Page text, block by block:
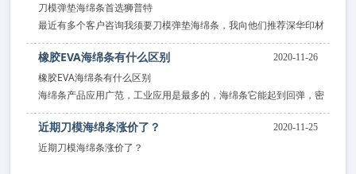
刀模弹垫海绵条首选狮普特
最近有多个客户咨询我须要刀模弹垫海绵条，我向他们推荐深华印材
出产的“狮普特”品牌刀模弹垫海绵条。
橡胶EVA海绵条有什么区别 2020-11-26
橡胶EVA海绵条有什么区别
海绵条产品应用广范，工业应用是最多的，海绵条它能起到回弹，密
封等作用。
近期刀模海绵条涨价了？ 2020-11-25
近期刀模海绵条涨价了？